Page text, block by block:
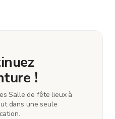
!
Salle de fête lieux à
dans une seule